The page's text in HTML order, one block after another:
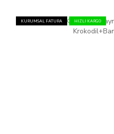
KURUMSAL FATURA HIZLI KARGO